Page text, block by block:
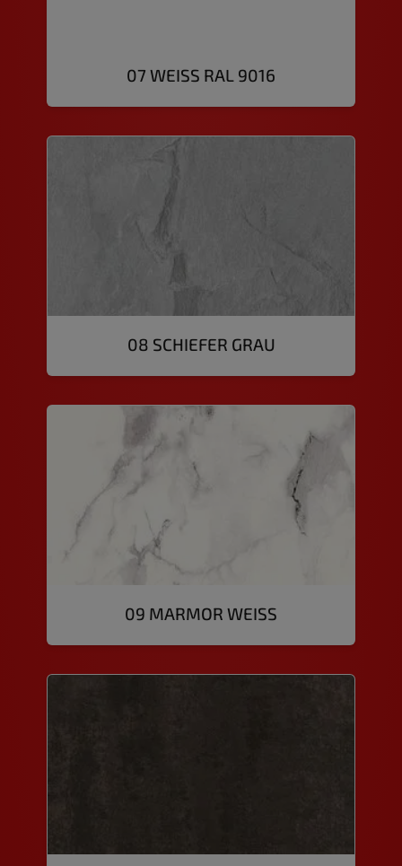
07 WEISS RAL 9016
08 SCHIEFER GRAU
09 MARMOR WEISS